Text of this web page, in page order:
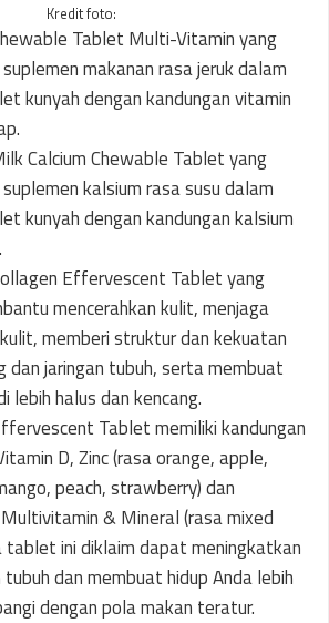
Kredit foto:
Tablet Multi-Vitamin yang
makanan rasa jeruk dalam
kunyah dengan kandungan vitamin
Calcium Chewable Tablet yang
kalsium rasa susu dalam
kunyah dengan kandungan kalsium
Effervescent Tablet yang
mencerahkan kulit, menjaga
memberi struktur dan kekuatan
dan jaringan tubuh, serta membuat
lebih halus dan kencang.
Tablet memiliki kandungan
D, Zinc (rasa orange, apple,
peach, strawberry) dan
& Mineral (rasa mixed
tablet ini diklaim dapat meningkatkan
dan membuat hidup Anda lebih
dengan pola makan teratur.